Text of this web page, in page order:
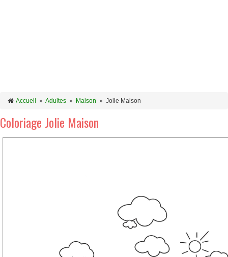
Accueil » Adultes » Maison » Jolie Maison
Coloriage Jolie Maison